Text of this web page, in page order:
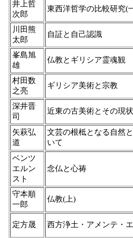
井上哲
次郎
東西洋哲学の比較研究(
川田熊
太郎
自証と自己認識
峯島旭
雄
仏教とギリシア霊魂観
村田数
之亮
ギリシア美術と宗教
深井晋
司
近東の古美術とその現状
矢萩弘
道
文芸の根柢となる自然
いて
ベンツ
エルン
スト
念仏と心祷
守本順
一郎
仏教(上)
定方晟 西方浄土・アメンテ・